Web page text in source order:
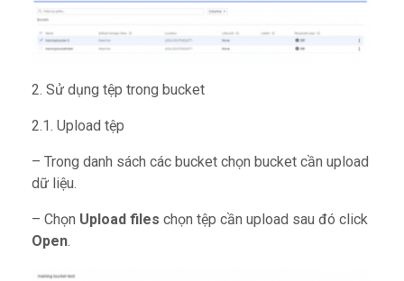
2. Sử dụng tệp trong bucket
2.1. Upload tệp
– Trong danh sách các bucket chọn bucket cần upload
dữ liệu.
– Chọn Upload files chọn tệp cần upload sau đó click
Open.